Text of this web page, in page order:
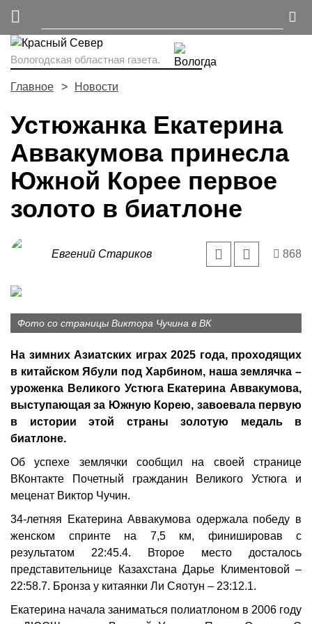
Вологодская областная газета.
Главное Новости
Устюжанка Екатерина
Аввакумова принесла
Южной Корее первое
золото в биатлоне
Евгений Стариков 868
Фото со страницы Виктора Чучина в ВК
На зимних Азиатских играх 2025 года, проходящих
в китайском Ябули под Харбином, наша землячка –
уроженка Великого Устюга Екатерина Аввакумова,
выступающая за Южную Корею, завоевала первую
в истории этой страны золотую медаль в
биатлоне.
Об успехе землячки сообщил на своей странице
ВКонтакте Почетный гражданин Великого Устюга и
меценат Виктор Чучин.
34-летняя Екатерина Аввакумова одержала победу в
женском спринте на 7,5 км, финишировав с
результатом 22:45.4. Второе место досталось
представительнице Казахстана Дарье Климентовой –
22:58.7. Бронза у китаянки Ли Сяотун – 23:12.1.
Екатерина начала заниматься полиатлоном в 2006 году